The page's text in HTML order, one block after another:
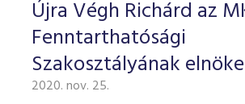
ESG Útmutató
Újra Végh Richárd az
Fenntarthatósági
Szakosztályának elnöke
2020. nov. 25.